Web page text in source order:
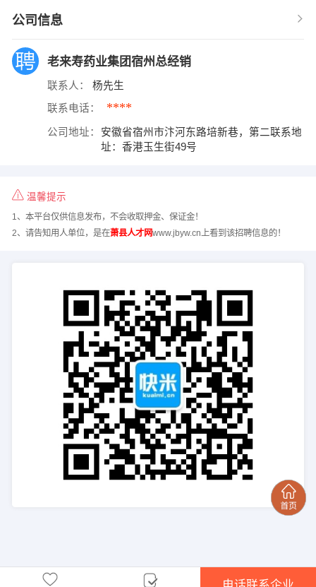
公司信息
老来寿药业集团宿州总经销
联系人： 杨先生
联系电话： ****
公司地址：
安徽省宿州市汴河东路培新巷，第二联系地
址：香港玉生街49号
温馨提示
1、本平台仅供信息发布，不会收取押金、保证金！
2、请告知用人单位，是在萧县人才网www.jbyw.cn上看到该招聘信息的！